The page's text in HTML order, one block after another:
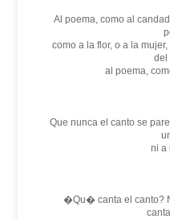
Al poema, como al
como a la flor, o a la
del
al poema,
Que nunca el canto se
ni a
�Qu� canta el canto?